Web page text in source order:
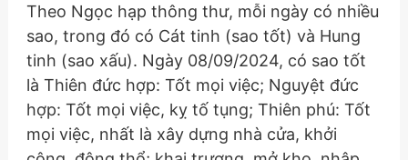
Theo Ngọc hạp thông thư, mỗi ngày có nhiều
sao, trong đó có Cát tinh (sao tốt) và Hung
tinh (sao xấu). Ngày 08/09/2024, có sao tốt
là Thiên đức hợp: Tốt mọi việc; Nguyệt đức
hợp: Tốt mọi việc, kỵ tố tụng; Thiên phú: Tốt
mọi việc, nhất là xây dựng nhà cửa, khởi